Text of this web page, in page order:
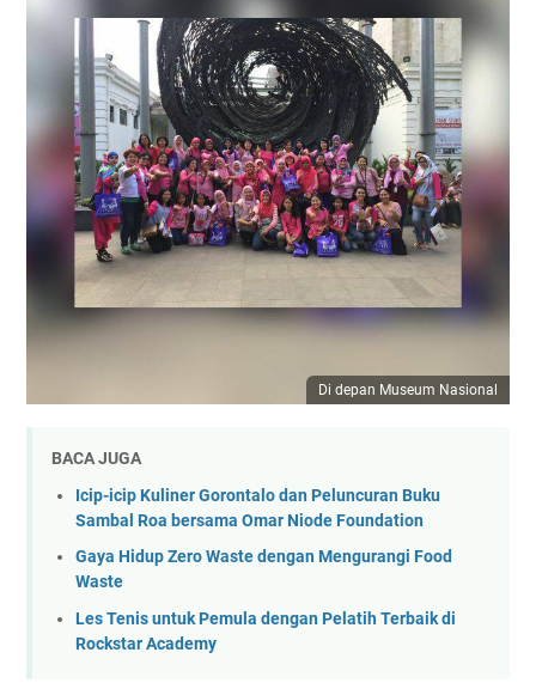
Di depan Museum Nasional
BACA JUGA
Icip-icip Kuliner Gorontalo dan Peluncuran Buku
Sambal Roa bersama Omar Niode Foundation
Gaya Hidup Zero Waste dengan Mengurangi Food
Waste
Les Tenis untuk Pemula dengan Pelatih Terbaik di
Rockstar Academy